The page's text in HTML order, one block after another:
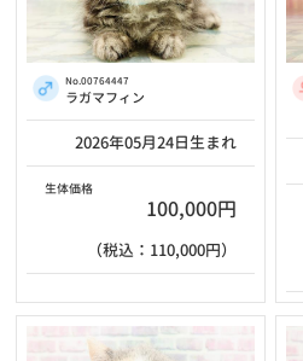
No.00764447
ラガマフィン
2026年05月24日生まれ
生体価格
100,000円
（税込：110,000円）